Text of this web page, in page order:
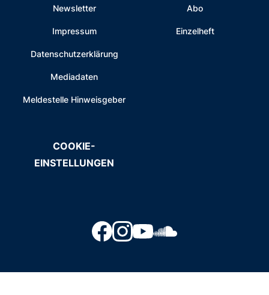
Newsletter
Impressum
Datenschutzerklärung
Mediadaten
Meldestelle Hinweisgeber
Abo
Einzelheft
COOKIE-
EINSTELLUNGEN